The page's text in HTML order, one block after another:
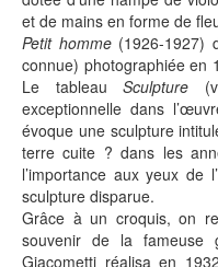
et de mains en forme de
Petit homme(1926-1927)
connue) photographiée en
Le tableauSculpture
exceptionnelle dans
évoque une sculpture
terre cuite ? dans les
l’importance aux yeux de
sculpture disparue.
Grâce à un croquis, on
souvenir de la fameuse
Giacometti réalisa en